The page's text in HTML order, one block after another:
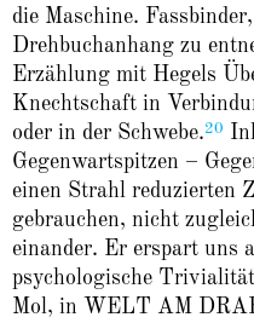
die Maschine.
Drehbuchanhang zu
Erzählung mit Hegels
Knechtschaft in
oder in der Schwebe.20
Gegenwartspitzen –
einen Strahl reduzierten
gebrauchen, nicht
einander. Er erspart uns
psychologische
Mol, in WELT AM